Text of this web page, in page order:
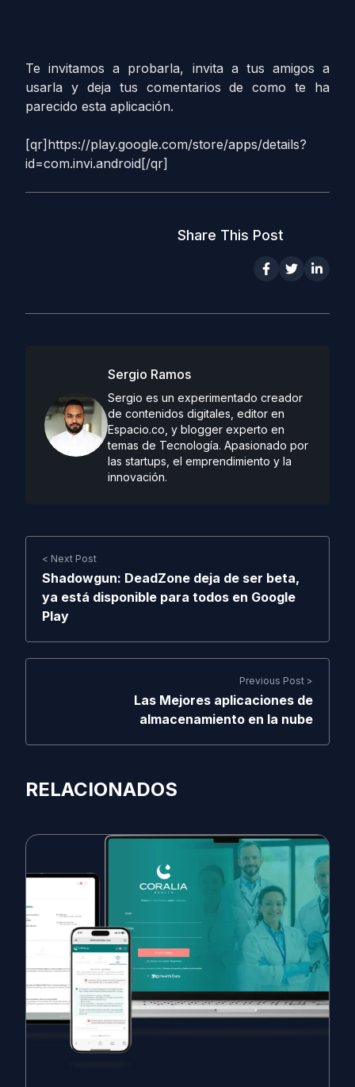
Te invitamos a probarla, invita a tus amigos a
usarla y deja tus comentarios de como te ha
parecido esta aplicación.
[qr]https://play.google.com/store/apps/details?
id=com.invi.android[/qr]
Share This Post
Sergio Ramos
Sergio es un experimentado creador
de contenidos digitales, editor en
Espacio.co, y blogger experto en
temas de Tecnología. Apasionado por
las startups, el emprendimiento y la
innovación.
< Next Post
Shadowgun: DeadZone deja de ser beta,
ya está disponible para todos en Google
Play
Previous Post >
Las Mejores aplicaciones de
almacenamiento en la nube
RELACIONADOS